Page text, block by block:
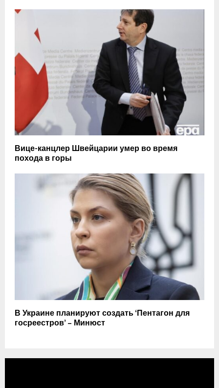
Вице-канцлер Швейцарии умер во время
похода в горы
В Украине планируют создать ‘Пентагон для
госреестров’ – Минюст